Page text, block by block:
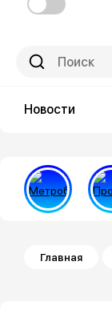
Новости
Строка
Главная